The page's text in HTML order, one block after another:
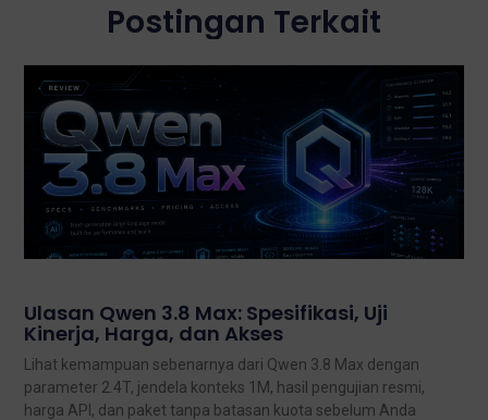
Postingan Terkait
Ulasan Qwen 3.8 Max: Spesifikasi, Uji
Kinerja, Harga, dan Akses
Lihat kemampuan sebenarnya dari Qwen 3.8 Max dengan
parameter 2.4T, jendela konteks 1M, hasil pengujian resmi,
harga API, dan paket tanpa batasan kuota sebelum Anda